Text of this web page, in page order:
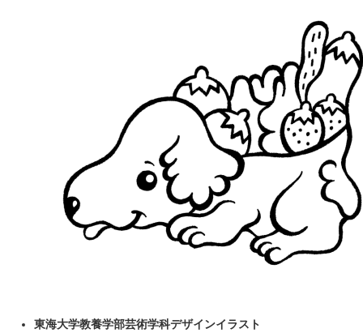
東海大学教養学部芸術学科デザインイラスト